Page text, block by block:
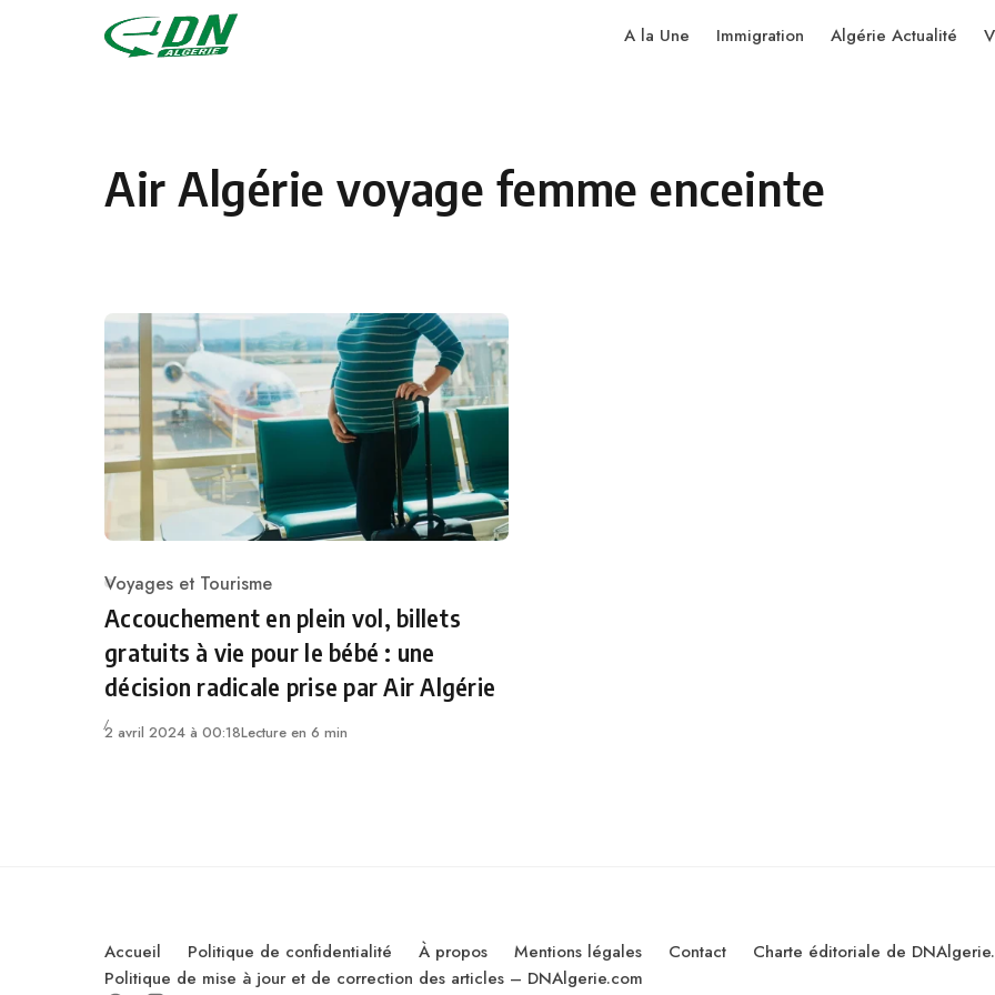
Skip to content
A la Une Immigration Algérie Actualité
Air Algérie voyage femme enceinte
Category
Voyages et Tourisme
Accouchement en plein vol, billets
gratuits à vie pour le bébé : une
décision radicale prise par Air Algérie
2 avril 2024 à 00:18Lecture en 6 min
Accueil Politique de confidentialité À propos Mentions légales Contact
Charte éditoriale de
Politique de mise à jour et de correction des articles – DNAlgerie.com